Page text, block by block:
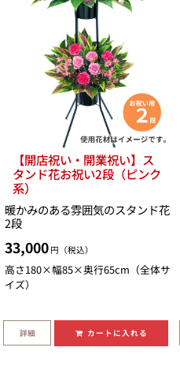
【開店祝い・開業祝い】ス
タンド花お祝い2段（ピンク
系）
暖かみのある雰囲気のスタンド花
2段
33,000 円（税込）
高さ180×幅85×奥行65cm（全体サ
イズ）
詳細 カートに入れる